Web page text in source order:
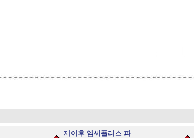
제이후 엠씨플러스 파